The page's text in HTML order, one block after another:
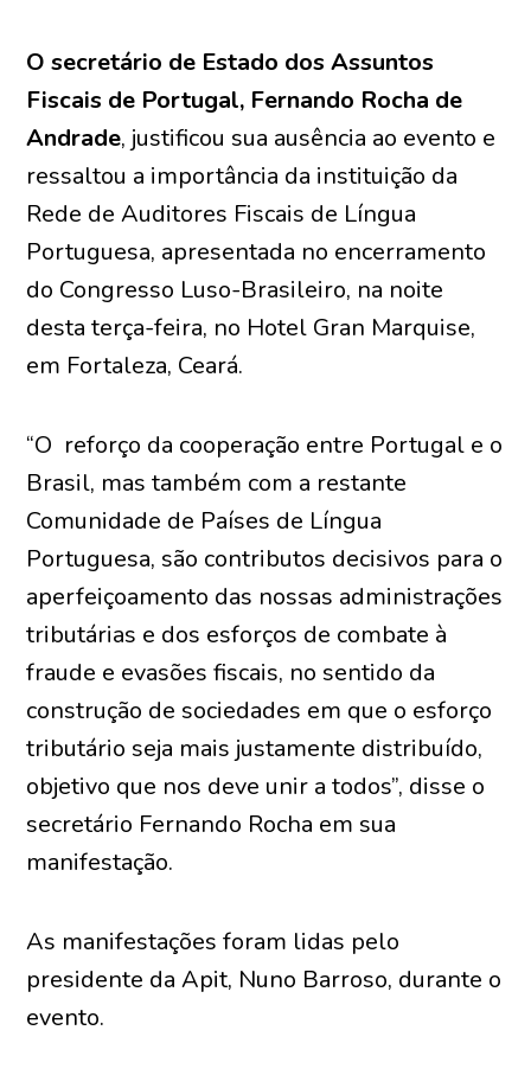
O secretário de Estado dos Assuntos
Fiscais de Portugal, Fernando Rocha de
Andrade, justificou sua ausência ao evento e
ressaltou a importância da instituição da
Rede de Auditores Fiscais de Língua
Portuguesa, apresentada no encerramento
do Congresso Luso-Brasileiro, na noite
desta terça-feira, no Hotel Gran Marquise,
em Fortaleza, Ceará.
“O reforço da cooperação entre Portugal e o
Brasil, mas também com a restante
Comunidade de Países de Língua
Portuguesa, são contributos decisivos para o
aperfeiçoamento das nossas administrações
tributárias e dos esforços de combate à
fraude e evasões fiscais, no sentido da
construção de sociedades em que o esforço
tributário seja mais justamente distribuído,
objetivo que nos deve unir a todos”, disse o
secretário Fernando Rocha em sua
manifestação.
As manifestações foram lidas pelo
presidente da Apit, Nuno Barroso, durante o
evento.